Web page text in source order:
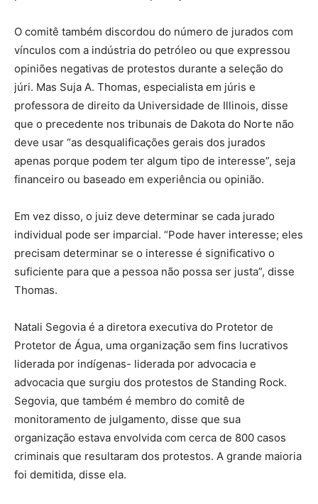
O comitê também discordou do número de jurados com
vínculos com a indústria do petróleo ou que expressou
opiniões negativas de protestos durante a seleção do
júri. Mas Suja A. Thomas, especialista em júris e
professora de direito da Universidade de Illinois, disse
que o precedente nos tribunais de Dakota do Norte não
deve usar “as desqualificações gerais dos jurados
apenas porque podem ter algum tipo de interesse”, seja
financeiro ou baseado em experiência ou opinião.
Em vez disso, o juiz deve determinar se cada jurado
individual pode ser imparcial. “Pode haver interesse; eles
precisam determinar se o interesse é significativo o
suficiente para que a pessoa não possa ser justa”, disse
Thomas.
Natali Segovia é a diretora executiva do Protetor de
Protetor de Água, uma organização sem fins lucrativos
liderada por indígenas- liderada por advocacia e
advocacia que surgiu dos protestos de Standing Rock.
Segovia, que também é membro do comitê de
monitoramento de julgamento, disse que sua
organização estava envolvida com cerca de 800 casos
criminais que resultaram dos protestos. A grande maioria
foi demitida, disse ela.